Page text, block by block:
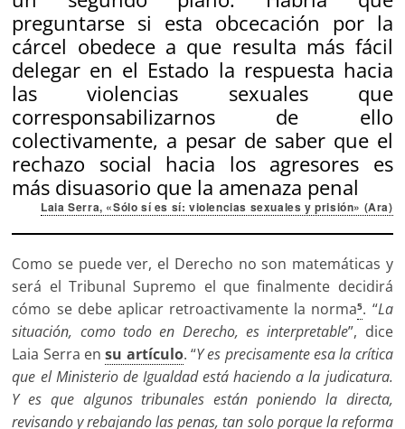
preguntarse si esta obcecación por la
cárcel obedece a que resulta más fácil
delegar en el Estado la respuesta hacia
las violencias sexuales que
corresponsabilizarnos de ello
colectivamente, a pesar de saber que el
rechazo social hacia los agresores es
más disuasorio que la amenaza penal
Laia Serra, «Sólo sí es sí: violencias sexuales y prisión» (Ara)
Como se puede ver, el Derecho no son matemáticas y
será el Tribunal Supremo el que finalmente decidirá
cómo se debe aplicar retroactivamente la norma5. “La
situación, como todo en Derecho, es interpretable”, dice
Laia Serra ensu artículo. “Y es precisamente esa la crítica
que elMinisterio de Igualdad está haciendo a la judicatura.
Y es que algunos tribunales están poniendo la directa,
revisando y rebajando las penas, tan solo porque la reforma